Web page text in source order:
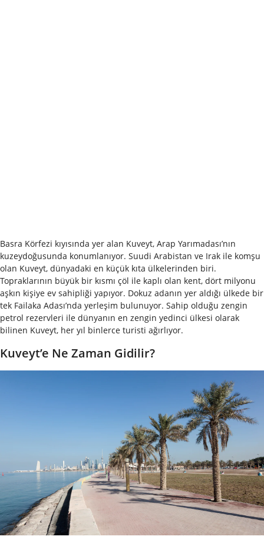
Basra Körfezi kıyısında yer alan Kuveyt, Arap Yarımadası’nın
kuzeydoğusunda konumlanıyor. Suudi Arabistan ve Irak ile komşu
olan Kuveyt, dünyadaki en küçük kıta ülkelerinden biri.
Topraklarının büyük bir kısmı çöl ile kaplı olan kent, dört milyonu
aşkın kişiye ev sahipliği yapıyor. Dokuz adanın yer aldığı ülkede bir
tek Failaka Adası’nda yerleşim bulunuyor. Sahip olduğu zengin
petrol rezervleri ile dünyanın en zengin yedinci ülkesi olarak
bilinen Kuveyt, her yıl binlerce turisti ağırlıyor.
Kuveyt’e Ne Zaman Gidilir?